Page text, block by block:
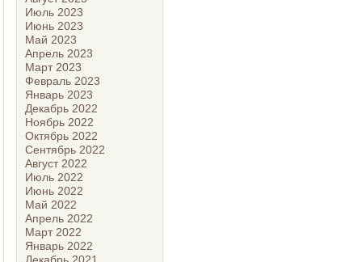
Июль 2023
Июнь 2023
Май 2023
Апрель 2023
Март 2023
Февраль 2023
Январь 2023
Декабрь 2022
Ноябрь 2022
Октябрь 2022
Сентябрь 2022
Август 2022
Июль 2022
Июнь 2022
Май 2022
Апрель 2022
Март 2022
Январь 2022